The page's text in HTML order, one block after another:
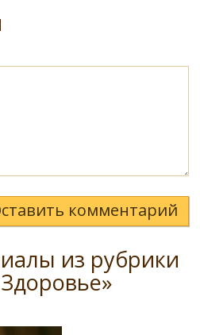
комментарий
из рубрики